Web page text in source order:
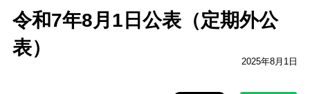
令和7年8月1日公表（定期外公
表）
2025年8月1日